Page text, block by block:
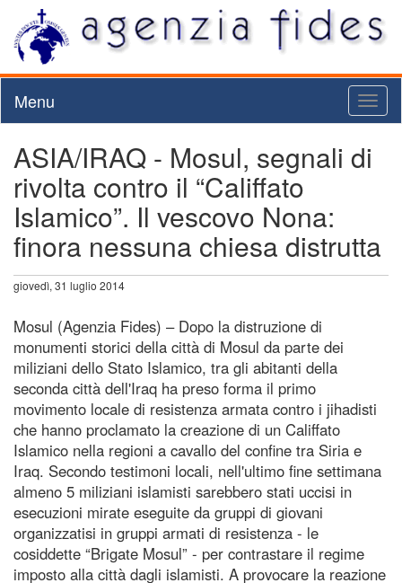
Menu
ASIA/IRAQ - Mosul, segnali di
rivolta contro il “Califfato
Islamico”. Il vescovo Nona:
finora nessuna chiesa distrutta
giovedì, 31 luglio 2014
Mosul (Agenzia Fides) – Dopo la distruzione di
monumenti storici della città di Mosul da parte dei
miliziani dello Stato Islamico, tra gli abitanti della
seconda città dell'Iraq ha preso forma il primo
movimento locale di resistenza armata contro i jihadisti
che hanno proclamato la creazione di un Califfato
Islamico nella regioni a cavallo del confine tra Siria e
Iraq. Secondo testimoni locali, nell'ultimo fine settimana
almeno 5 miliziani islamisti sarebbero stati uccisi in
esecuzioni mirate eseguite da gruppi di giovani
organizzatisi in gruppi armati di resistenza - le
cosiddette “Brigate Mosul” - per contrastare il regime
imposto alla città dagli islamisti. A provocare la reazione